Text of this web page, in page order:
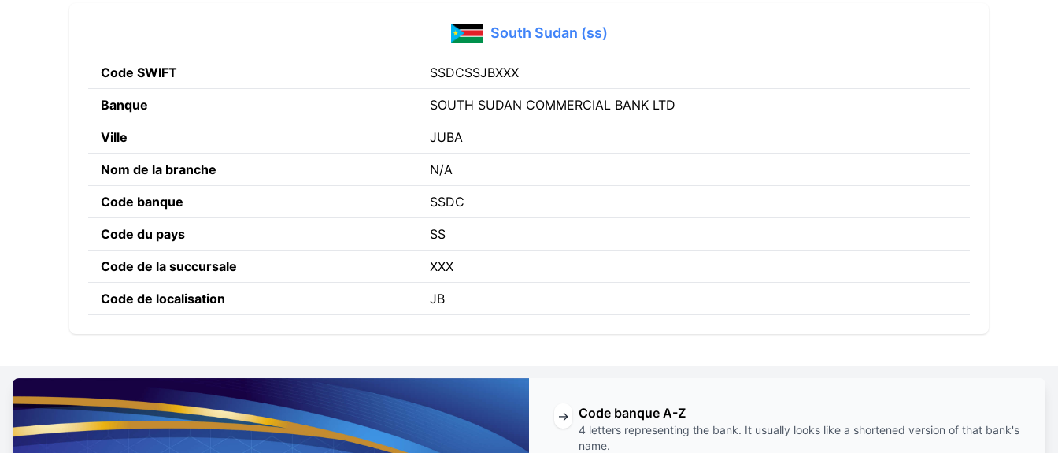
South Sudan (ss)
Code SWIFT SSDCSSJBXXX
Banque SOUTH SUDAN COMMERCIAL BANK LTD
Ville JUBA
Nom de la branche N/A
Code banque SSDC
Code du pays SS
Code de la succursale XXX
Code de localisation JB
→ Code banque A-Z
4 letters representing the bank. It usually looks like a shortened version of that bank's
name.